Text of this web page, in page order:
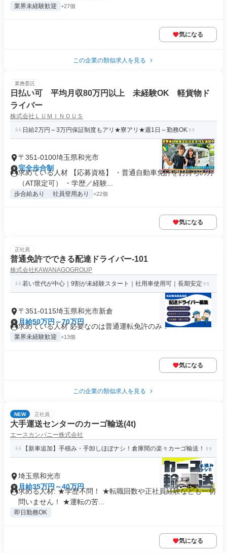
業界未経験歓迎 +27個
気になる
この企業の類似求人を見る
業務委託
日払い可 平均月収80万円以上 未経験OK 軽貨物ド
ライバー
株式会社ＬＵＭＩＮＯＵＳ
日給2万円～3万円保証制度もアリ★寮アリ★週1日～勤務OK
〒351-0100埼玉県和光市
完全歩合制
求めている人材 【応募資格】 ・普通自動車免許をお持ちの方
（AT限定可） ・学歴／経験...
歩合給あり 社員登用あり +22個
気になる
正社員
普通免許でできる配達ドライバー-101
株式会社KAWANAGOGROUP
若い世代が中心｜9割が未経験スタート｜社用車使用可｜長期安定
〒351-0115埼玉県和光市新倉
月給50万円～70万円
求めている人材 必要なのは普通運転免許のみ！
業界未経験歓迎 +13個
気になる
この企業の類似求人を見る
NEW 正社員
大手運送センターのカーゴ輸送(4t)
エースカンパニー株式会社
【新車追加】手積み・手卸しほぼナシ！倉庫間の楽々カーゴ輸送！
埼玉県和光市
月給35万円～40万円
求める人材: ★学歴不問！ ★転職回数や正社員経験なども一切
問いません！ ★運転の苦...
即日勤務OK
気になる